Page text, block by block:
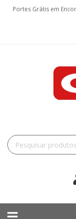
Portes Grátis em